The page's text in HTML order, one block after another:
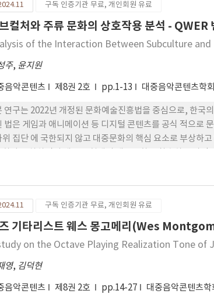
구독 인증기관 무료, 개인회원 유료
컬처와 주류 문화의 상호작용 분석 - QWER
of the Interaction Between Subculture
주, 윤지원
음악콘텐츠 제8권 2호 pp.1-13 대중음악콘텐츠학회
연구는 2022년 개정된 문화예술진흥법을 중심으로, 한국
법은 게임과 애니메이션 등 디지털 콘텐츠를 공식 적으로
위 집단 에 국한되지 않고 대중문화의 핵심 요소로 부상하
상호작용을 기반으로 성 장하여, 주류 문화에 흡수되지
고 있다. 연구는 서브컬처와 주류 문화 간의 상호작용이 대
의 창의적 가능성을 강조한다.
구독 인증기관 무료, 개인회원 유료
기타리스트 웨스 몽고메리(Wes
on the Octave Playing Realization Tone of
영, 김덕현
음악콘텐츠 제8권 2호 pp.14-27 대중음악콘텐츠학